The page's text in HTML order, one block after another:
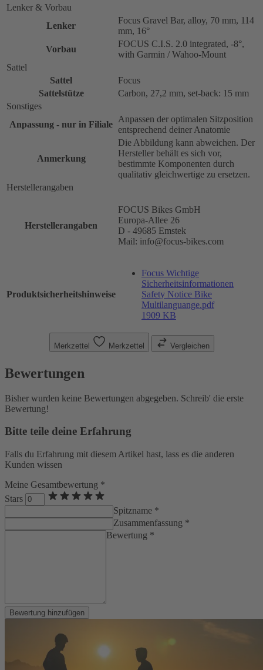
Lenker & Vorbau
Lenker
Focus Gravel Bar, alloy, 70 mm, 114
mm, 16°
Vorbau
FOCUS C.I.S. 2.0 integrated, -8°,
with Garmin / Wahoo-Mount
Sattel
Sattel
Focus
Sattelstütze
Carbon, 27,2 mm, set-back: 15 mm
Sonstiges
Anpassung - nur in Filiale
Anpassen der optimalen Sitzposition
entsprechend deiner Anatomie
Anmerkung
Die Abbildung kann abweichen. Der
Hersteller behält es sich vor,
bestimmte Komponenten durch
qualitativ gleichwertige zu ersetzen.
Herstellerangaben
Herstellerangaben
FOCUS Bikes GmbH
Europa-Allee 26
D - 49685 Emstek
Mail: info@focus-bikes.com
Produktsicherheitshinweise
Focus Wichtige
Sicherheitsinformationen
Safety Notice Bike
Multilanguange.pdf
1909 KB
Merkzettel Merkzettel Vergleichen
Bewertungen
Bisher wurden keine Bewertungen abgegeben. Schreib' die erste
Bewertung!
Bitte teile deine Erfahrung
Falls du Erfahrung mit diesem Artikel hast, lass es die anderen
Kunden wissen
Meine Gesamtbewertung *
Stars
Spitzname *
Zusammenfassung *
Bewertung *
Bewertung hinzufügen